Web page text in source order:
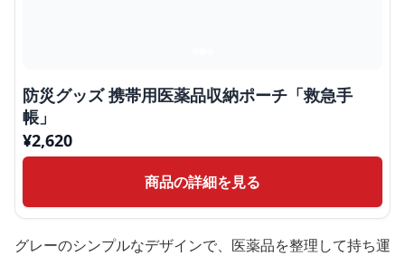
防災グッズ 携帯用医薬品収納ポーチ「救急手
帳」
¥2,620
商品の詳細を見る
グレーのシンプルなデザインで、医薬品を整理して持ち運